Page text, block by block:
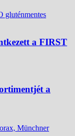
a FIRST
a